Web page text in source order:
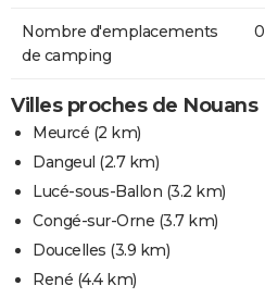
Nombre d'emplacements
de camping
0
Villes proches de Nouans
Meurcé (2 km)
Dangeul (2.7 km)
Lucé-sous-Ballon (3.2 km)
Congé-sur-Orne (3.7 km)
Doucelles (3.9 km)
René (4.4 km)